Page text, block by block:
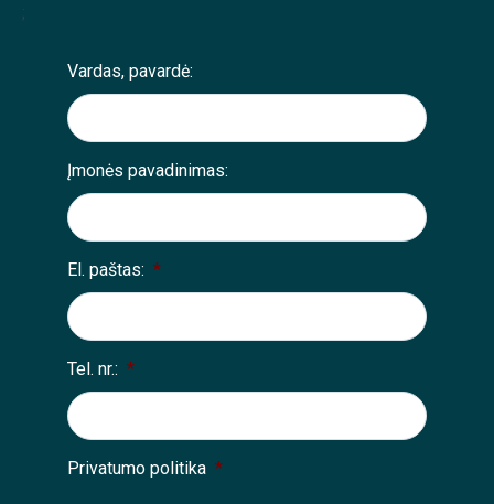
;
Vardas, pavardė:
Įmonės pavadinimas:
El. paštas: *
Tel. nr.: *
Privatumo politika *